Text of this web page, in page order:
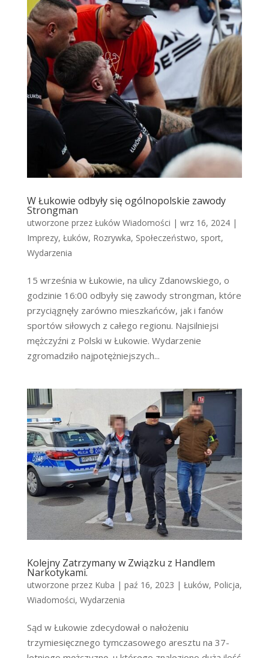
W Łukowie odbyły się ogólnopolskie zawody
Strongman
utworzone przez Łuków Wiadomości | wrz 16, 2024|
Imprezy, Łuków, Rozrywka, Społeczeństwo, sport,
Wydarzenia
15 września w Łukowie, na ulicy Zdanowskiego, o
godzinie 16:00 odbyły się zawody strongman, które
przyciągnęły zarówno mieszkańców, jak i fanów
sportów siłowych z całego regionu. Najsilniejsi
mężczyźni z Polski w Łukowie. Wydarzenie
zgromadziło najpotężniejszych...
Kolejny Zatrzymany w Związku z Handlem
Narkotykami.
utworzone przez Kuba | paź 16, 2023 | Łuków, Policja,
Wiadomości, Wydarzenia
Sąd w Łukowie zdecydował o nałożeniu
trzymiesięcznego tymczasowego aresztu na 37-